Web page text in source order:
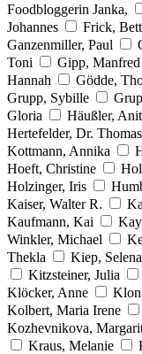
Foodbloggerin Janka,
Johannes
Frick,
Ganzenmiller, Paul
Toni
Gipp, Manfred
Hannah
Gödde,
Grupp, Sybille
Gloria
Häußler,
Hertefelder, Dr. Thomas
Kottmann, Annika
Hoeft, Christine
Holzinger, Iris
Kaiser, Walter R.
Kaufmann, Kai
Winkler, Michael
Thekla
Kiep, Selena
Kitzsteiner, Julia
Klöcker, Anne
Kolbert, Maria Irene
Kozhevnikova,
Kraus, Melanie